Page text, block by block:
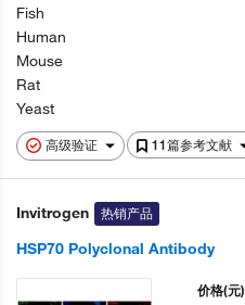
高级验证 11篇参考文献
Fish
Human
Mouse
Rat
Yeast
Invitrogen 热销产品
HSP70 Polyclonal Antibody
价格(元)